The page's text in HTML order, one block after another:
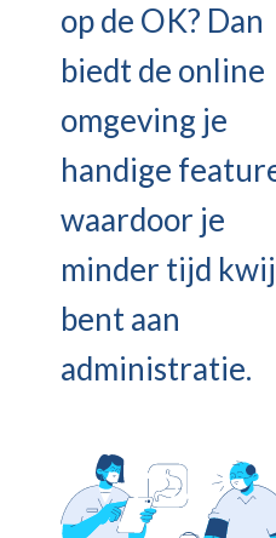
op de OK? Dan
biedt de online
omgeving je
handige
waardoor je
minder tijd
bent aan
administratie.